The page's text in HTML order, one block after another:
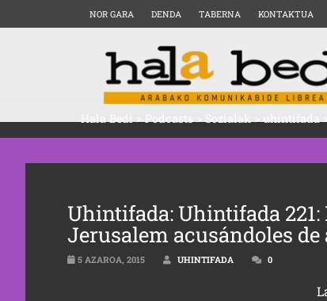
NOR GARA DENDA TABERNA KONTAKTUA
Hala Bedi>Podcasts>Sozialak>uhintifada
Uhintifada: Uhintifada
Jerusalem acusándoles
5 AZAROA, 2015 UHINTIFADA 0